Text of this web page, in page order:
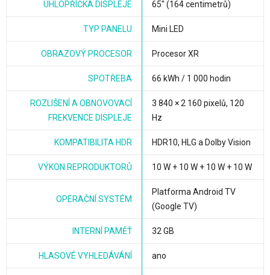
ÚHLOPŘÍČKA DISPLEJE 65" (164 centimetrů)
TYP PANELU Mini LED
OBRAZOVÝ PROCESOR Procesor XR
SPOTŘEBA 66 kWh / 1 000 hodin
ROZLIŠENÍ A OBNOVOVACÍ
FREKVENCE DISPLEJE
3 840 × 2 160 pixelů, 120
Hz
KOMPATIBILITA HDR HDR10, HLG a Dolby Vision
VÝKON REPRODUKTORŮ 10 W + 10 W + 10 W + 10 W
OPERAČNÍ SYSTÉM
Platforma Android TV
(Google TV)
INTERNÍ PAMĚŤ 32 GB
HLASOVÉ VYHLEDÁVÁNÍ ano